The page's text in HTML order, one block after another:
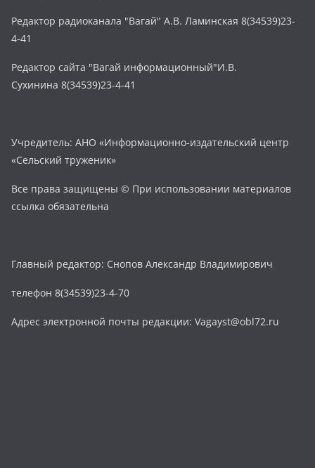
Редактор радиоканала "Вагай" А.В. Ламинская 8(34539)23-
4-41
Редактор сайта "Вагай информационный"И.В.
Сухинина 8(34539)23-4-41
Учредитель: АНО «Информационно-издательский центр
«Сельский труженик»
Все права защищены © При использовании материалов
ссылка обязательна
Главный редактор: Снопов Александр Владимирович
телефон 8(34539)23-4-70
Адрес электронной почты редакции: Vagayst@obl72.ru